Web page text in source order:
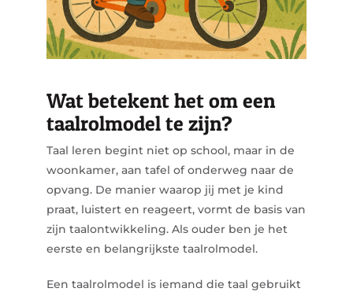
Wat betekent het om een
taalrolmodel te zijn?
Taal leren begint niet op school, maar in de
woonkamer, aan tafel of onderweg naar de
opvang. De manier waarop jij met je kind
praat, luistert en reageert, vormt de basis van
zijn taalontwikkeling. Als ouder ben je het
eerste en belangrijkste taalrolmodel.
Een taalrolmodel is iemand die taal gebruikt